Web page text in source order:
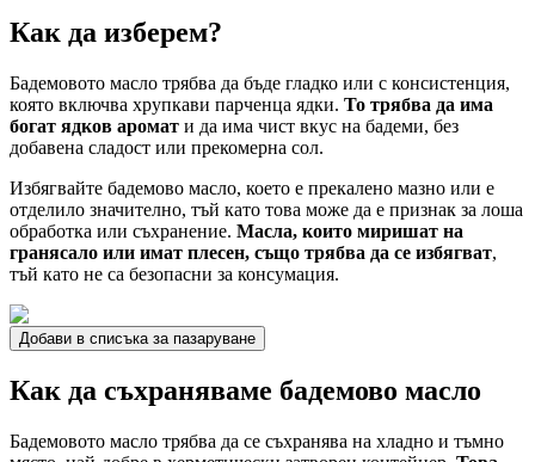
Как да изберем?
Бадемовото масло трябва да бъде гладко или с консистенция,
която включва хрупкави парченца ядки. То трябва да има
богат ядков аромат и да има чист вкус на бадеми, без
добавена сладост или прекомерна сол.
Избягвайте бадемово масло, което е прекалено мазно или е
отделило значително, тъй като това може да е признак за лоша
обработка или съхранение. Масла, които миришат на
гранясало или имат плесен, също трябва да се избягват,
тъй като не са безопасни за консумация.
Добави в списъка за пазаруване
Как да съхраняваме бадемово масло
Бадемовото масло трябва да се съхранява на хладно и тъмно